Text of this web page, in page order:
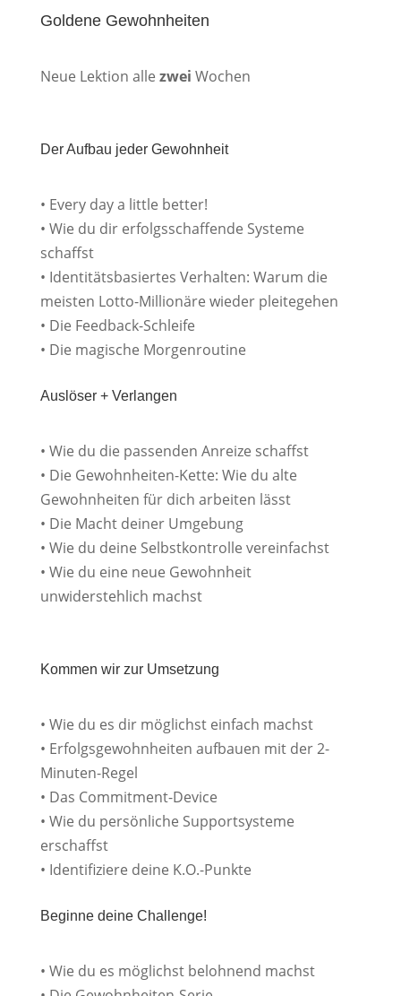
Goldene Gewohnheiten
Neue Lektion alle zwei Wochen
Der Aufbau jeder Gewohnheit
• Every day a little better!
• Wie du dir erfolgsschaffende Systeme
schaffst
• Identitätsbasiertes Verhalten: Warum die
meisten Lotto-Millionäre wieder pleitegehen
• Die Feedback-Schleife
• Die magische Morgenroutine
Auslöser + Verlangen
• Wie du die passenden Anreize schaffst
• Die Gewohnheiten-Kette: Wie du alte
Gewohnheiten für dich arbeiten lässt
• Die Macht deiner Umgebung
• Wie du deine Selbstkontrolle vereinfachst
• Wie du eine neue Gewohnheit
unwiderstehlich machst
Kommen wir zur Umsetzung
• Wie du es dir möglichst einfach machst
• Erfolgsgewohnheiten aufbauen mit der 2-
Minuten-Regel
• Das Commitment-Device
• Wie du persönliche Supportsysteme
erschaffst
• Identifiziere deine K.O.-Punkte
Beginne deine Challenge!
• Wie du es möglichst belohnend machst